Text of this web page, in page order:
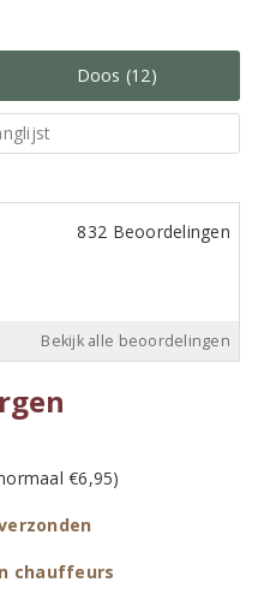
Doos (12)
832 Beoordelingen
Bekijk alle beoordelingen
€6,95)
chauffeurs